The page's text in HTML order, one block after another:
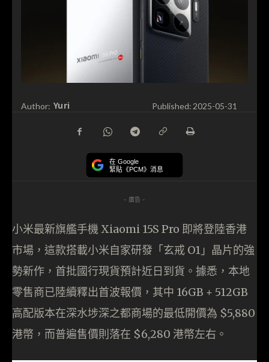
Author: Yuri Published: 2025-05-31
在 Google
緊貼《PCM》消息
- 廣告 -
小米最新旗艦手機 Xiaomi 15S Pro 即將登陸香港
市場，這款搭載小米自家研發「玄戒 O1」晶片的強
勢新作，首批國行現貨預計近日到貨。據悉，本地
零售商已陸續釋出首波報價，其中 16GB + 512GB
高配版本在深水埗深之都商場的最低開價為 $5,880
港幣，而普遍售價則落在 $6,280 港幣左右。